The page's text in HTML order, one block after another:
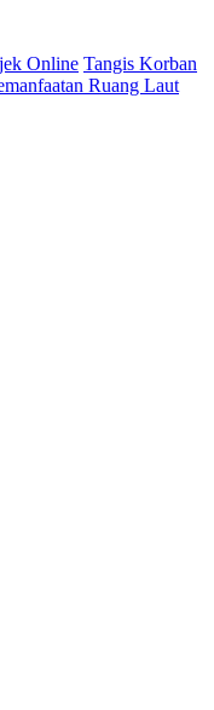
Online Tangis Korban
Ruang Laut